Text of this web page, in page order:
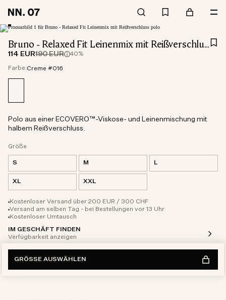
Bruno - Relaxed Fit Leinenmix mit Reißverschluss polo
114 EUR190 EUR 40%
Farbe:Creme #016
Größe
S M L
XL XXL
Kostenloser Versand über 200 EUR / 300 CHF
Versand am selben Tag - bei Bestellungen vor 13 Uhr
Kostenloser Umtausch
IM GESCHÄFT FINDEN
Verfügbarkeit anzeigen
Polo aus einer ECOVERO™-Viskose- und Leinenmischung mit
halbem Reißverschluss.
GRÖSSE AUSWÄHLEN